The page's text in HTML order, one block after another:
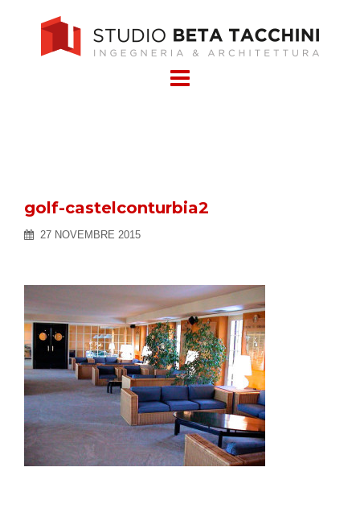
golf-castelconturbia2
27 NOVEMBRE 2015